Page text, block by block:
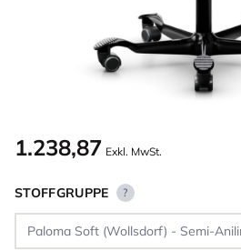
1.238,87 Exkl. MwSt.
STOFFGRUPPE ?